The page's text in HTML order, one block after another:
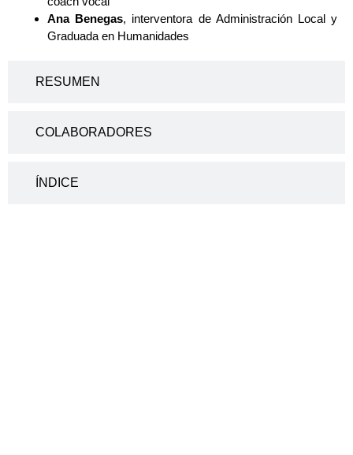
RESUMEN
COLABORADORES
ÍNDICE
Ana Benegas, interventora de Administración Local y
Graduada en Humanidades